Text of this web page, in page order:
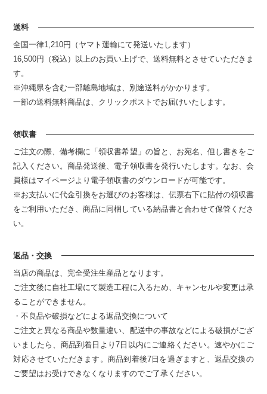
送料
全国一律1,210円（ヤマト運輸にて発送いたします）
16,500円（税込）以上のお買い上げで、送料無料とさせていただきま
す。
※沖縄県を含む一部離島地域は、別途送料がかかります。
一部の送料無料商品は、クリックポストでお届けいたします。
領収書
ご注文の際、備考欄に「領収書希望」の旨と、お宛名、但し書きをご
記入ください。商品発送後、電子領収書を発行いたします。なお、会
員様はマイページより電子領収書のダウンロードが可能です。
※お支払いに代金引換をお選びのお客様は、伝票右下に貼付の領収書
をご利用いただき、商品に同梱している納品書と合わせて保管くださ
い。
返品・交換
当店の商品は、完全受注生産品となります。
ご注文後に自社工場にて製造工程に入るため、キャンセルや変更は承
ることができません。
・不良品や破損などによる返品交換について
ご注文と異なる商品や数量違い、配送中の事故などによる破損がござ
いましたら、商品到着日より7日以内にご連絡ください。速やかにご
対応させていただきます。商品到着後7日を過ぎますと、返品交換の
ご要望はお受けできなくなりますのでご了承ください。